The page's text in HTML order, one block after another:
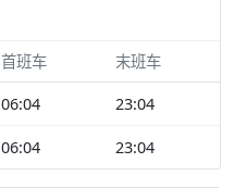
首班车 末班车
06:04 23:04
06:04 23:04